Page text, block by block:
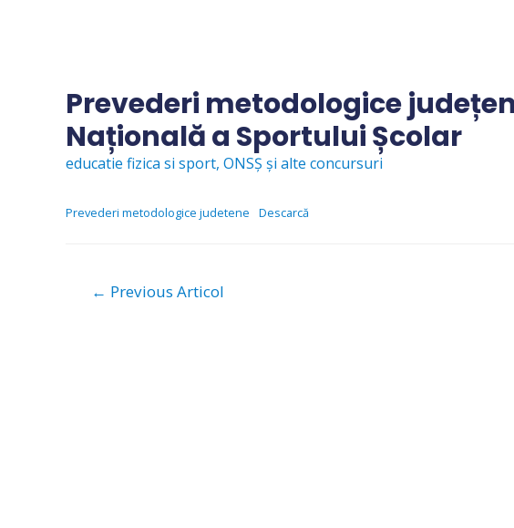
Prevederi metodologice
Națională a Sportului Școlar
educatie fizica si sport, ONSȘ și alte concursuri
Prevederi metodologice judetene Descarcă
Navigare
← Previous Articol